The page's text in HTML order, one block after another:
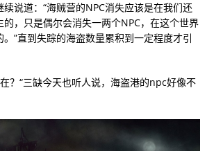
说道：“海贼营的NPC消失应该是在我们还
，只是偶尔会消失一两个NPC，在这个世界
。”直到失踪的海盗数量累积到一定程度才引
？“三缺今天也听人说，海盗港的npc好像不